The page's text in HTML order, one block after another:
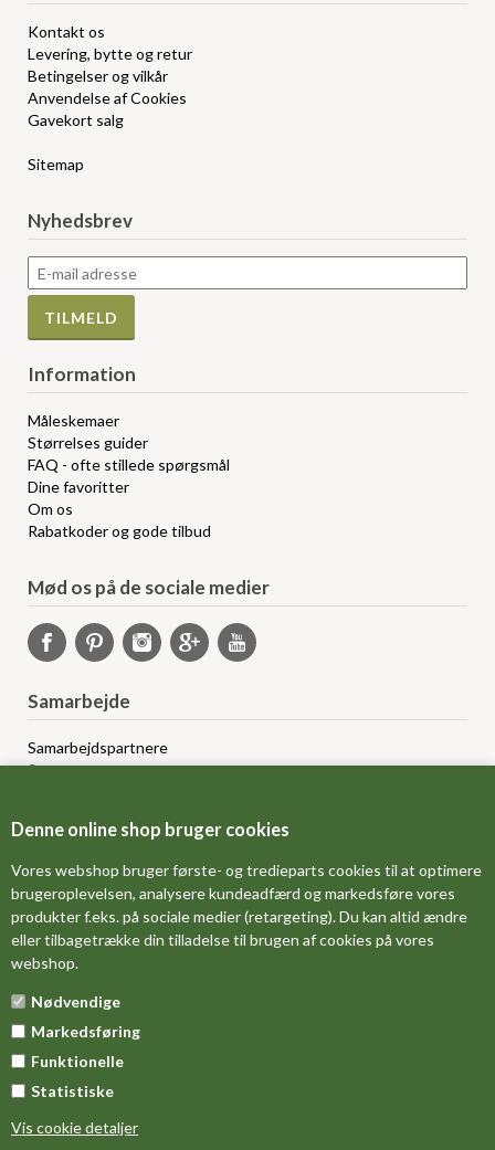
Denne online shop bruger cookies
Vores webshop bruger første- og tredieparts cookies til at optimere
brugeroplevelsen, analysere kundeadfærd og markedsføre vores
produkter f.eks. på sociale medier (retargeting). Du kan altid ændre
eller tilbagetrække din tilladelse til brugen af cookies på vores
webshop.
Nødvendige
Markedsføring
Funktionelle
Statistiske
Vis cookie detaljer
Kontakt os
Levering, bytte og retur
Betingelser og vilkår
Anvendelse af Cookies
Gavekort salg
Sitemap
Nyhedsbrev
Information
Måleskemaer
Størrelses guider
FAQ - ofte stillede spørgsmål
Dine favoritter
Om os
Rabatkoder og gode tilbud
Mød os på de sociale medier
Samarbejde
Samarbejdspartnere
Sponsorprogram
Grossistsalg
FORSIDE
OM OS
MÅLESKEMA
DINE FAVORITVARER